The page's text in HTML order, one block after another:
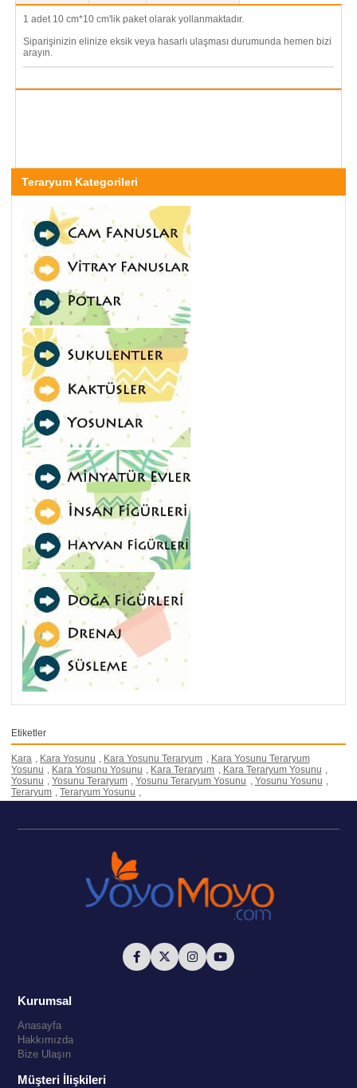
1 adet 10 cm*10 cm'lik paket olarak yollanmaktadır.
Siparişinizin elinize eksik veya hasarlı ulaşması durumunda hemen bizi
arayın.
Teraryum Kategorileri
Etiketler
Kara , Kara Yosunu , Kara Yosunu Teraryum , Kara Yosunu Teraryum
Yosunu , Kara Yosunu Yosunu , Kara Teraryum , Kara Teraryum Yosunu ,
Yosunu , Yosunu Teraryum , Yosunu Teraryum Yosunu , Yosunu Yosunu ,
Teraryum , Teraryum Yosunu ,
Kurumsal
Anasayfa
Hakkımızda
Bize Ulaşın
Müşteri İlişkileri